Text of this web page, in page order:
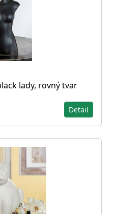
lady, rovný tvar
Detail